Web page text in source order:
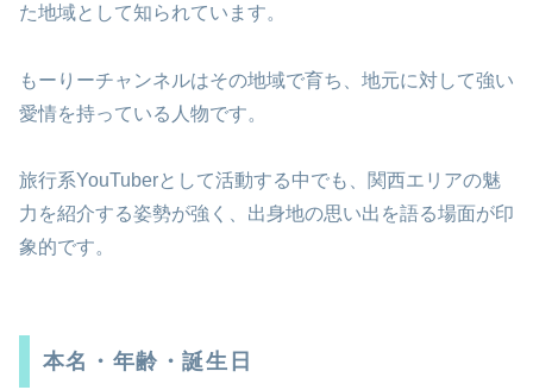
た地域として知られています。
もーりーチャンネルはその地域で育ち、地元に対して強い
愛情を持っている人物です。
旅行系YouTuberとして活動する中でも、関西エリアの魅
力を紹介する姿勢が強く、出身地の思い出を語る場面が印
象的です。
本名・年齢・誕生日